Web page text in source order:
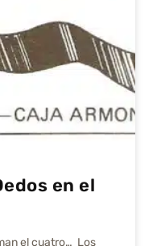
en el
el cuatro… Los